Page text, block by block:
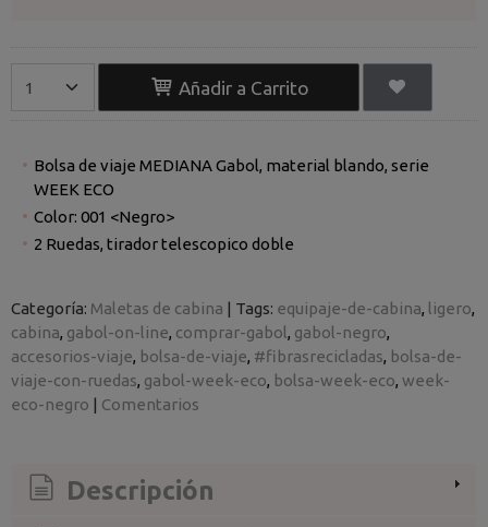
Añadir a Carrito
Bolsa de viaje MEDIANA Gabol, material blando, serie
WEEK ECO
Color: 001 <Negro>
2 Ruedas, tirador telescopico doble
Categoría: Maletas de cabina | Tags: equipaje-de-cabina
ligero
cabina gabol-on-line comprar-gabol
gabol-negro
accesorios-viaje bolsa-de-viaje #fibrasrecicladas bolsa-de-
viaje-con-ruedas gabol-week-eco bolsa-week-eco week-
eco-negro | Comentarios
Descripción